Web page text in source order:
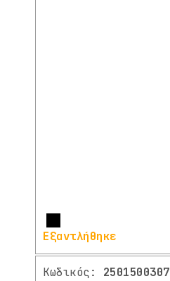
Εξαντλήθηκε
Κωδικός: 2501500307